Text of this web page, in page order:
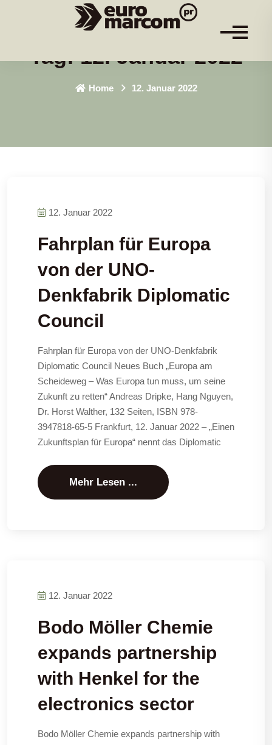
Tag:12. Januar 2022
Home 12. Januar 2022
12. Januar 2022
Fahrplan für Europa
von der UNO-
Denkfabrik Diplomatic
Council
Fahrplan für Europa von der UNO-Denkfabrik
Diplomatic Council Neues Buch „Europa am
Scheideweg – Was Europa tun muss, um seine
Zukunft zu retten“ Andreas Dripke, Hang Nguyen,
Dr. Horst Walther, 132 Seiten, ISBN 978-
3947818-65-5 Frankfurt, 12. Januar 2022 – „Einen
Zukunftsplan für Europa“ nennt das Diplomatic
Mehr Lesen ...
12. Januar 2022
Bodo Möller Chemie
expands partnership
with Henkel for the
electronics sector
Bodo Möller Chemie expands partnership with